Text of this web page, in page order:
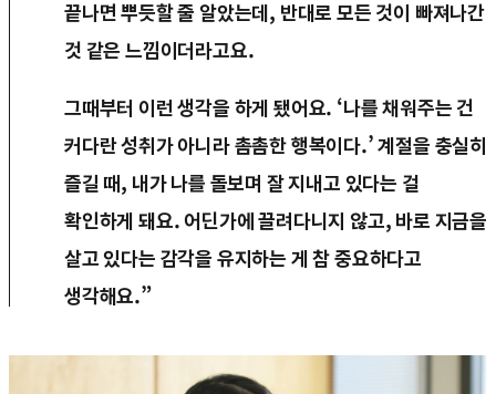
끝나면 뿌듯할 줄 알았는데, 반대로 모든 것이 빠져나간
것 같은 느낌이더라고요.
그때부터 이런 생각을 하게 됐어요. ‘나를 채워주는 건
커다란 성취가 아니라 촘촘한 행복이다.’ 계절을 충실히
즐길 때, 내가 나를 돌보며 잘 지내고 있다는 걸
확인하게 돼요. 어딘가에 끌려다니지 않고, 바로 지금을
살고 있다는 감각을 유지하는 게 참 중요하다고
생각해요.”